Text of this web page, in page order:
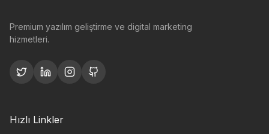
Premium yazılım geliştirme ve digital marketing
hizmetleri.
Hızlı Linkler